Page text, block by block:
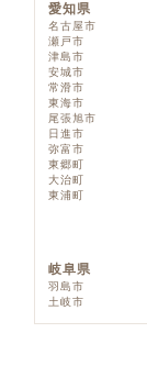
愛知県
名古屋市
瀬戸市
津島市
安城市
常滑市
東海市
尾張旭市
日進市
弥富市
東郷町
大治町
東浦町
岐阜県
羽島市
土岐市